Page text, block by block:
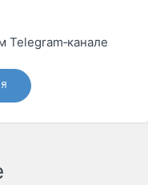
Telegram‑канале